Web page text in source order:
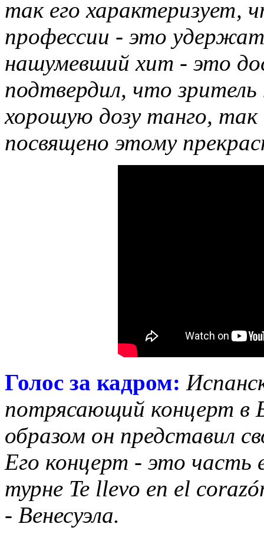
так его характеризует,
профессии - это
нашумевший хит - это
подтвердил, что
хорошую дозу танго,
посвящено этому
Голос за кадром:
потрясающий концерт в
образом он представил
Его концерт - это часть
турне Te llevo en el
- Венесуэла.